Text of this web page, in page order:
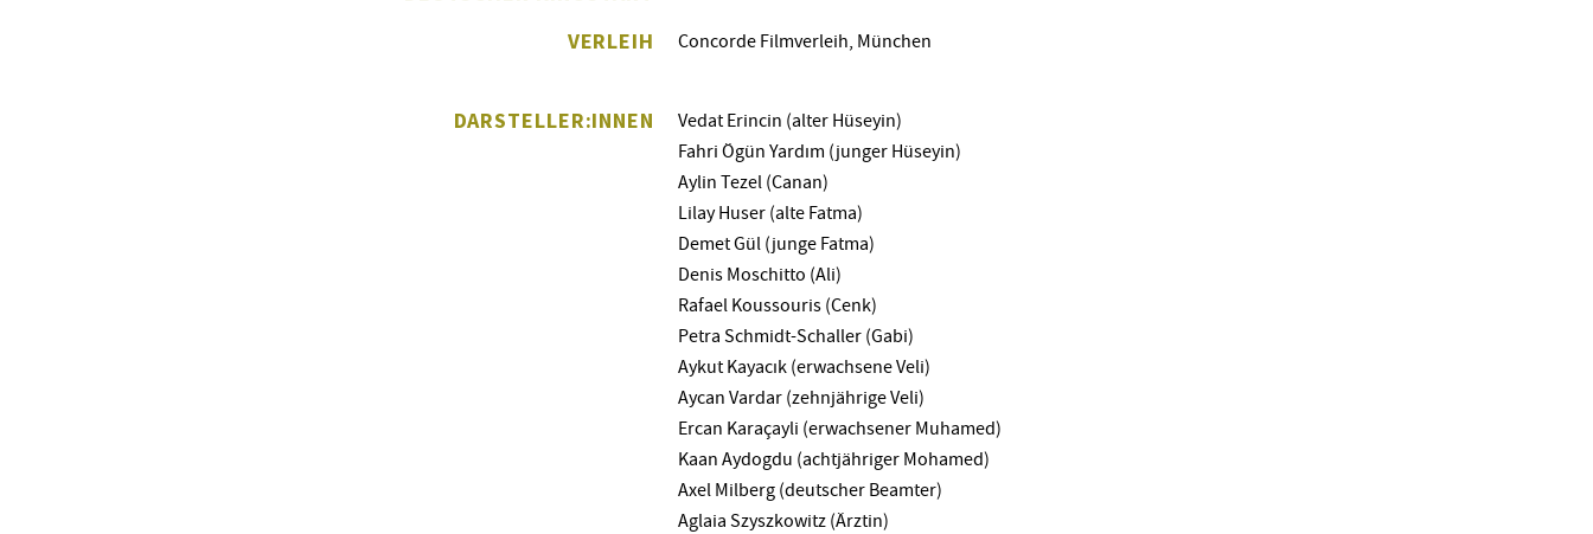
VERLEIH Concorde Filmverleih, München
DARSTELLER:INNEN
Vedat Erincin (alter Hüseyin)
Fahri Ögün Yardım (junger Hüseyin)
Aylin Tezel (Canan)
Lilay Huser (alte Fatma)
Demet Gül (junge Fatma)
Denis Moschitto (Ali)
Rafael Koussouris (Cenk)
Petra Schmidt-Schaller (Gabi)
Aykut Kayacık (erwachsene Veli)
Aycan Vardar (zehnjährige Veli)
Ercan Karaçayli (erwachsener Muhamed)
Kaan Aydogdu (achtjähriger Mohamed)
Axel Milberg (deutscher Beamter)
Aglaia Szyszkowitz (Ärztin)